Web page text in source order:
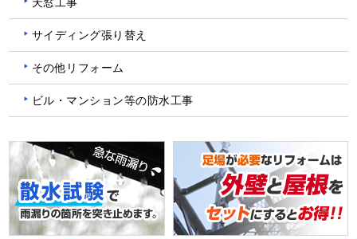
サイディング張り替え
その他リフォーム
ビル・マンション等の防水工事